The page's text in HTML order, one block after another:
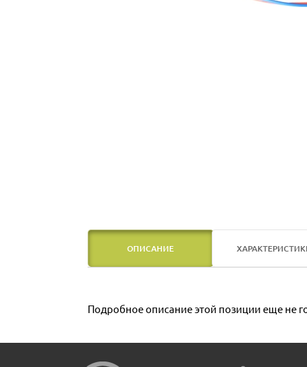
ОПИСАНИЕ
Подробное описание этой позиции еще не